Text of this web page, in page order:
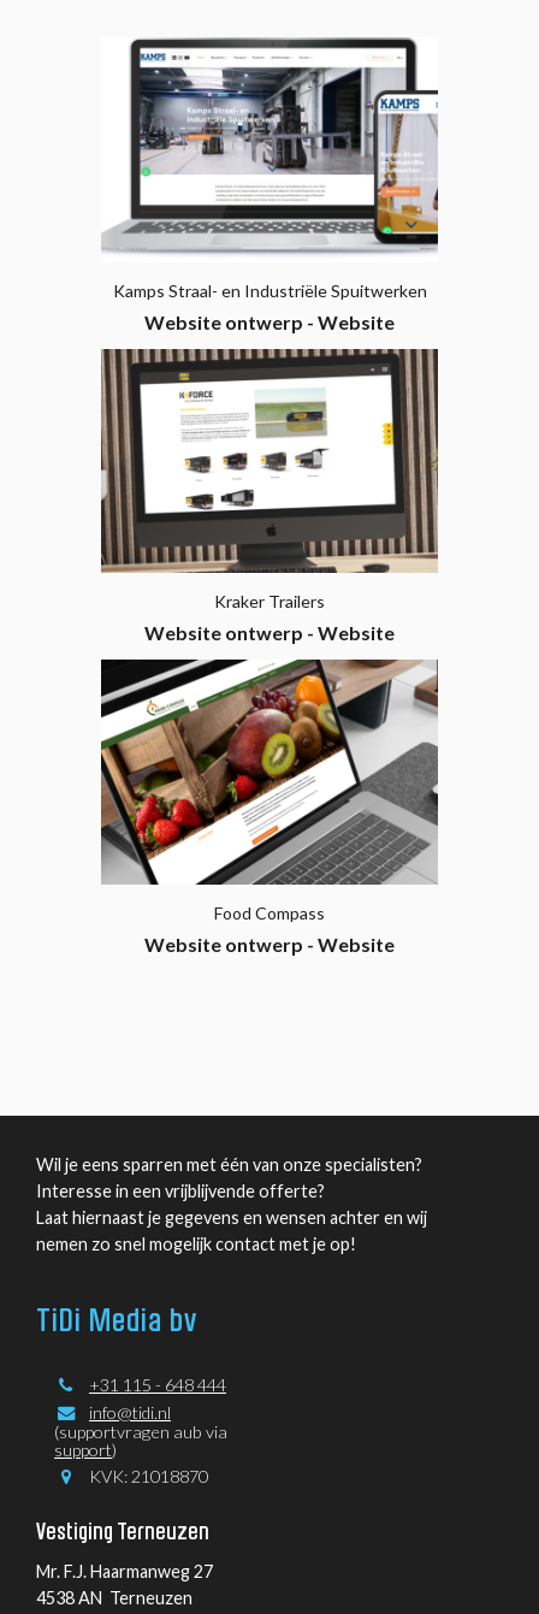
Kamps Straal- en Industriële Spuitwerken
Website ontwerp - Website
ontwikkeling
Kraker Trailers
Website ontwerp - Website
ontwikkeling
Food Compass
Website ontwerp - Website
Wil je eens sparren met één van onze specialisten?
Interesse in een vrijblijvende offerte?
Laat hiernaast je gegevens en wensen achter en wij
nemen zo snel mogelijk contact met je op!
TiDi Media bv
+31 115 - 648 444
info@tidi.nl
(supportvragen aub via
support)
KVK: 21018870
Vestiging Terneuzen
Mr. F.J. Haarmanweg 27
4538 AN Terneuzen